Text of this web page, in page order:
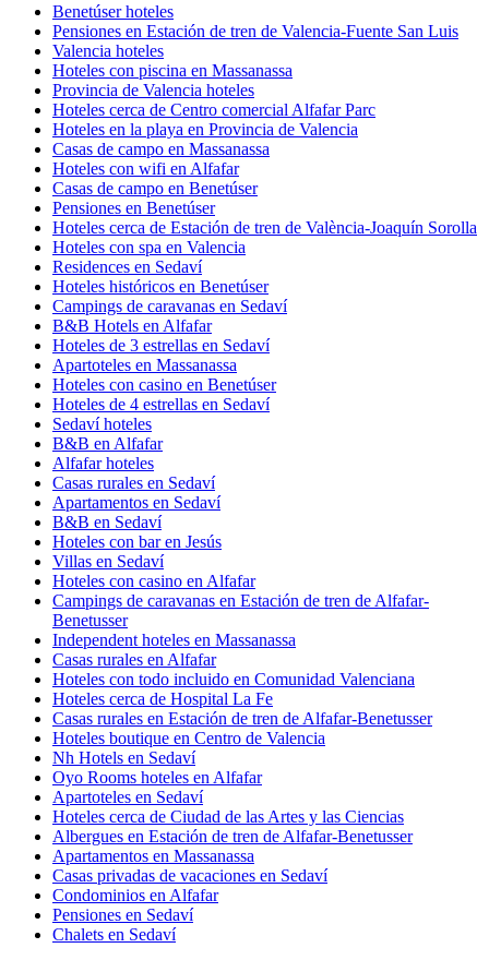
Benetúser hoteles
Pensiones en Estación de tren de Valencia-Fuente San Luis
Valencia hoteles
Hoteles con piscina en Massanassa
Provincia de Valencia hoteles
Hoteles cerca de Centro comercial Alfafar Parc
Hoteles en la playa en Provincia de Valencia
Casas de campo en Massanassa
Hoteles con wifi en Alfafar
Casas de campo en Benetúser
Pensiones en Benetúser
Hoteles cerca de Estación de tren de València-Joaquín Sorolla
Hoteles con spa en Valencia
Residences en Sedaví
Hoteles históricos en Benetúser
Campings de caravanas en Sedaví
B&B Hotels en Alfafar
Hoteles de 3 estrellas en Sedaví
Apartoteles en Massanassa
Hoteles con casino en Benetúser
Hoteles de 4 estrellas en Sedaví
Sedaví hoteles
B&B en Alfafar
Alfafar hoteles
Casas rurales en Sedaví
Apartamentos en Sedaví
B&B en Sedaví
Hoteles con bar en Jesús
Villas en Sedaví
Hoteles con casino en Alfafar
Campings de caravanas en Estación de tren de Alfafar-
Benetusser
Independent hoteles en Massanassa
Casas rurales en Alfafar
Hoteles con todo incluido en Comunidad Valenciana
Hoteles cerca de Hospital La Fe
Casas rurales en Estación de tren de Alfafar-Benetusser
Hoteles boutique en Centro de Valencia
Nh Hotels en Sedaví
Oyo Rooms hoteles en Alfafar
Apartoteles en Sedaví
Hoteles cerca de Ciudad de las Artes y las Ciencias
Albergues en Estación de tren de Alfafar-Benetusser
Apartamentos en Massanassa
Casas privadas de vacaciones en Sedaví
Condominios en Alfafar
Pensiones en Sedaví
Chalets en Sedaví